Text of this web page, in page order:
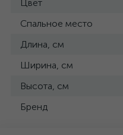
Цвет
Спальное место
Длина, см
Ширина, см
Высота, см
Бренд